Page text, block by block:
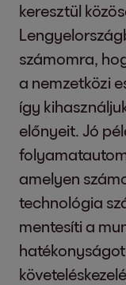
keresztül
számomra,
a nemzetközi
így
előnyeit. Jó
amelyen
technológia
mentesíti a